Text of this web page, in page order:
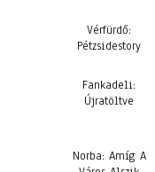
Vérfürdő:
Pétzsidestory
Fankadeli:
Újratöltve
Norba: Amíg A